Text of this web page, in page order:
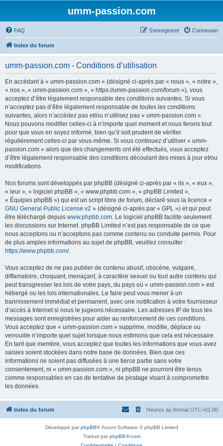
umm-passion.com
FAQ Connexion
S’enregistrer
Index du forum
umm-passion.com - Conditions d’utilisation
En accédant à « umm-passion.com » (désigné ci-après par « nous », « notre »,
« nos », « umm-passion.com », « https://umm-passion.com/forum »), vous
acceptez d’être légalement responsable des conditions suivantes. Si vous
n’acceptez pas d’être légalement responsable de toutes les conditions
suivantes, alors n’accédez pas et/ou n’utilisez pas « umm-passion.com ».
Nous pouvons modifier celles-ci à n’importe quel moment et nous ferons tout
pour que vous en soyez informé, bien qu’il soit prudent de vérifier
régulièrement celles-ci par vous-même. Si vous continuez d’utiliser « umm-
passion.com » alors que des changements ont été effectués, vous acceptez
d’être légalement responsable des conditions découlant des mises à jour et/ou
modifications.
Nos forums sont développés par phpBB (désigné ci-après par « ils », « eux »,
« leur », « logiciel phpBB », « www.phpbb.com », « phpBB Limited »,
« Équipes phpBB ») qui est un script libre de forum, déclaré sous la licence «
GNU General Public License v2 » (désigné ci-après par « GPL ») et qui peut
être téléchargé depuis www.phpbb.com. Le logiciel phpBB facilite seulement
les discussions sur Internet. phpBB Limited n’est pas responsable de ce que
nous acceptons ou n’acceptons pas comme contenu ou conduite permis. Pour
de plus amples informations au sujet de phpBB, veuillez consulter :
https://www.phpbb.com/.
Vous acceptez de ne pas publier de contenu abusif, obscène, vulgaire,
diffamatoire, choquant, menaçant, à caractère sexuel ou tout autre contenu qui
peut transgresser les lois de votre pays, du pays où « umm-passion.com » est
hébergé ou les lois internationales. Le faire peut vous mener à un
bannissement immédiat et permanent, avec une notification à votre fournisseur
d’accès à Internet si nous le jugeons nécessaire. Les adresses IP de tous les
messages sont enregistrées pour aider au renforcement de ces conditions.
Vous acceptez que « umm-passion.com » supprime, modifie, déplace ou
verrouille n’importe quel sujet lorsque nous estimons que cela est nécessaire.
En tant que membre, vous acceptez que toutes les informations que vous avez
saisies soient stockées dans notre base de données. Bien que ces
informations ne soient pas diffusées à une tierce partie sans votre
consentement, ni « umm-passion.com », ni phpBB ne pourront être tenus
comme responsables en cas de tentative de piratage visant à compromettre
les données.
Index du forum Heures au format UTC+01:00
Développé parphpBB® Forum Software © phpBB Limited
Traduit parphpBB-fr.com